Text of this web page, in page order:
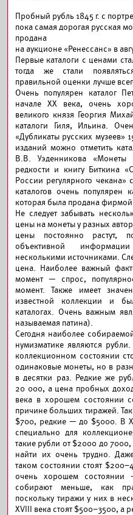
Пробный рубль 1845 г. с
пока самая дорогая русская
продана
на аукционе «Ренессанс» в
Первые каталоги с ценами
тогда же стали
правильной оценки лучше
Очень популярен каталог
начале XX века, очень
великого князя Георгия
каталоги Гиля, Ильина.
«Дубликаты русских музеев»
изданий можно отметить
В.В. Уэденникова «Монеты
редкости и книгу Биткина
России регулярного
каталогов очень популярен
которая была продана
Не следует забывать
цены на монеты у разных
цены постоянно растут,
объективной
несколькими источниками.
цена. Наиболее важный
момент — спрос,
момент. Также имеет
известной коллекции и
каталогах. Очень важным
называемая патина).
Сегодня наиболее
нумизма­тике являются
коллекционном состоянии
одинаковые монеты, но в
в десятки раз. Редкие же
20 000, а цена пробных
века в хорошем состоянии
причине больших тиражей.
$700, редкие — до $5000. В
специально для
такие рубли от $2000 до
найти их очень трудно.
таком состоянии стоят
очень хорошем
собирают меньше, как
поскольку тиражи у них в
XVIII века стоят $500–3500, а